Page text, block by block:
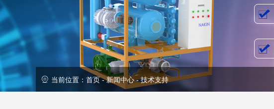
当前位置： 首页-新闻中心-技术支持